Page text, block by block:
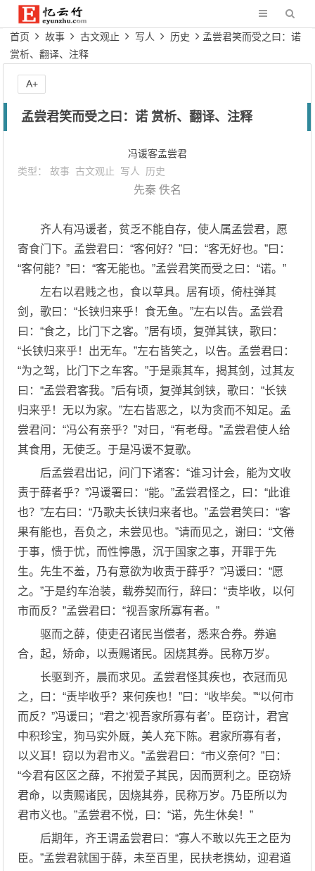
首页 故事 古文观止 写人 历史
孟尝君笑而受之曰：诺
赏析、翻译、注释
孟尝君笑而受之曰：诺 赏析、翻译、注释
冯谖客孟尝君
类型：故事 古文观止 写人 历史
先秦 佚名
齐人有冯谖者，贫乏不能自存，使人属孟尝君，愿
寄食门下。孟尝君曰：“客何好？”曰：“客无好也。”曰：
“客何能？”曰：“客无能也。”孟尝君笑而受之曰：“诺。”
左右以君贱之也，食以草具。居有顷，倚柱弹其
剑，歌曰：“长铗归来乎！食无鱼。”左右以告。孟尝君
曰：“食之，比门下之客。”居有顷，复弹其铗，歌曰：
“长铗归来乎！出无车。”左右皆笑之，以告。孟尝君曰：
“为之驾，比门下之车客。”于是乘其车，揭其剑，过其友
曰：“孟尝君客我。”后有顷，复弹其剑铗，歌曰：“长铗
归来乎！无以为家。”左右皆恶之，以为贪而不知足。孟
尝君问：“冯公有亲乎？”对曰，“有老母。”孟尝君使人给
其食用，无使乏。于是冯谖不复歌。
后孟尝君出记，问门下诸客：“谁习计会，能为文收
责于薛者乎？”冯谖署曰：“能。”孟尝君怪之，曰：“此谁
也？”左右曰：“乃歌夫长铗归来者也。”孟尝君笑曰：“客
果有能也，吾负之，未尝见也。”请而见之，谢曰：“文倦
于事，愦于忧，而性懧愚，沉于国家之事，开罪于先
生。先生不羞，乃有意欲为收责于薛乎？”冯谖曰：“愿
之。”于是约车治装，载券契而行，辞曰：“责毕收，以何
市而反？”孟尝君曰：“视吾家所寡有者。”
驱而之薛，使吏召诸民当偿者，悉来合券。券遍
合，起，矫命，以责赐诸民。因烧其券。民称万岁。
长驱到齐，晨而求见。孟尝君怪其疾也，衣冠而见
之，曰：“责毕收乎？来何疾也！”曰：“收毕矣。”“以何市
而反？”冯谖曰；“君之‘视吾家所寡有者’。臣窃计，君宫
中积珍宝，狗马实外厩，美人充下陈。君家所寡有者，
以义耳！窃以为君市义。”孟尝君曰：“市义奈何？”曰：
“今君有区区之薛，不拊爱子其民，因而贾利之。臣窃矫
君命，以责赐诸民，因烧其券，民称万岁。乃臣所以为
君市义也。”孟尝君不悦，曰：“诺，先生休矣！”
后期年，齐王谓孟尝君曰：“寡人不敢以先王之臣为
臣。”孟尝君就国于薛，未至百里，民扶老携幼，迎君道
A+